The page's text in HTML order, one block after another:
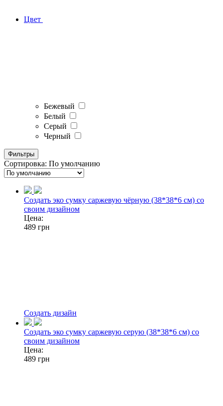
Цвет
Бежевый
Белый
Серый
Черный
Фильтры
Сортировка: По умолчанию
Создать эко сумку саржевую чёрную (38*38*6 см) со
своим дизайном
Цена:
489 грн
Создать дизайн
Создать эко сумку саржевую серую (38*38*6 см) со
своим дизайном
Цена:
489 грн